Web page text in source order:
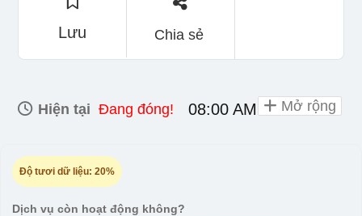
Lưu Chia sẻ
Hiện tại Đang đóng! 08:00 AM - 10:00 PM
Độ tươi dữ liệu: 20%
Dịch vụ còn hoạt động không?
Mở rộng